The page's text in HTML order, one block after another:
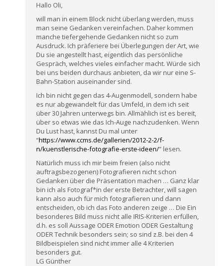
Hallo Oli,
will man in einem Block nicht überlang werden, muss
man seine Gedanken vereinfachen. Daher kommen
manche tiefergehende Gedanken nicht so zum
Ausdruck. Ich präferiere bei Überlegungen der Art, wie
Du sie angestellt hast, eigentlich das persönliche
Gespräch, welches vieles einfacher macht. Würde sich
bei uns beiden durchaus anbieten, da wir nur eine S-
Bahn-Station auseinander sind.
Ich bin nicht gegen das 4-Augenmodell, sondern habe
es nur abgewandelt für das Umfeld, in dem ich seit
über 30 Jahren unterwegs bin. Allmählich ist es bereit,
über so etwas wie das Ich-Auge nachzudenken. Wenn
Du Lust hast, kannst Du mal unter
“https://www.ccms.de/gallerien/2012-2-2/f-
n/kuenstlerische-fotografie-erste-ideen/” lesen.
Natürlich muss ich mir beim freien (also nicht
auftragsbezogenen) Fotografieren nicht schon
Gedanken über die Präsentation machen … Ganz klar
bin ich als Fotograf*in der erste Betrachter, will sagen
kann also auch für mich fotografieren und dann
entscheiden, ob ich das Foto anderen zeige … Die Ein
besonderes Bild muss nicht alle IRIS-Kriterien erfüllen,
d.h. es soll Aussage ODER Emotion ODER Gestaltung
ODER Technik besonders sein; so sind z.B. bei den 4
Bildbeispielen sind nicht immer alle 4 Kriterien
besonders gut.
LG Günther